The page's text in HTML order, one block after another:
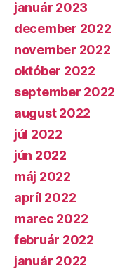
január 2023
december 2022
november 2022
október 2022
september 2022
august 2022
júl 2022
jún 2022
máj 2022
apríl 2022
marec 2022
február 2022
január 2022